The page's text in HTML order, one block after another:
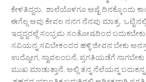
ಕೇಳತಿದ್ದರು. ಶಾಲೆಯೊಳಗೂ ಅಷ್ಟೆ ದಿನಕ್ಕೊಂದು
ಈಗೆಲ್ಲ ಅವು ಕೇವಲ ನನಗ ನೆನಪು ಮಾತ್ರ.
ಇದ್ದದ್ದರಲ್ಲೆ ಸಂಭ್ರಮ ಸಂತೋಷದಿಂದ
ಸವಿಯನ್ನ ಸವಿಬೇಕಂದರ ಹಳ್ಳಿ ಜೀವನ ಬೇಕು
ಉದ್ಯೋಗ, ಸ್ವಾವಲಂಬನೆ, ಪ್ರಗತಿಯಡೆಗೆ‌‌ ಸಾಗಬೇಕು
ಮುಖ ಮಾಡುತ್ತಾನೆ. ಅಲ್ಲಿ ತನ್ನ ನೆಲೆಯನ್ನ ಬದುಕನ್ನ